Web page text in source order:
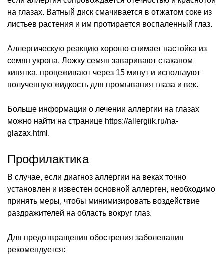
на глазах. Ватный диск смачивается в отжатом соке из
листьев растения и им протирается воспаленный глаз.
Аллергическую реакцию хорошо снимает настойка из
семян укропа. Ложку семян заваривают стаканом
кипятка, процеживают через 15 минут и используют
полученную жидкость для промывания глаза и век.
Больше информации о лечении аллергии на глазах
можно найти на странице https://allergiik.ru/na-
glazax.html.
Профилактика
В случае, если диагноз аллергии на веках точно
установлен и известен основной аллерген, необходимо
принять меры, чтобы минимизировать воздействие
раздражителей на область вокруг глаз.
Для предотвращения обострения заболевания
рекомендуется: